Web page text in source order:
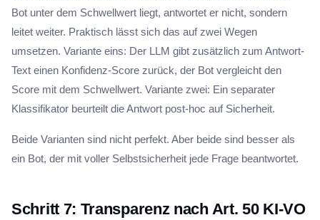
Bot unter dem Schwellwert liegt, antwortet er nicht, sondern
leitet weiter. Praktisch lässt sich das auf zwei Wegen
umsetzen. Variante eins: Der LLM gibt zusätzlich zum Antwort-
Text einen Konfidenz-Score zurück, der Bot vergleicht den
Score mit dem Schwellwert. Variante zwei: Ein separater
Klassifikator beurteilt die Antwort post-hoc auf Sicherheit.
Beide Varianten sind nicht perfekt. Aber beide sind besser als
ein Bot, der mit voller Selbstsicherheit jede Frage beantwortet.
Schritt 7: Transparenz nach Art. 50 KI-VO